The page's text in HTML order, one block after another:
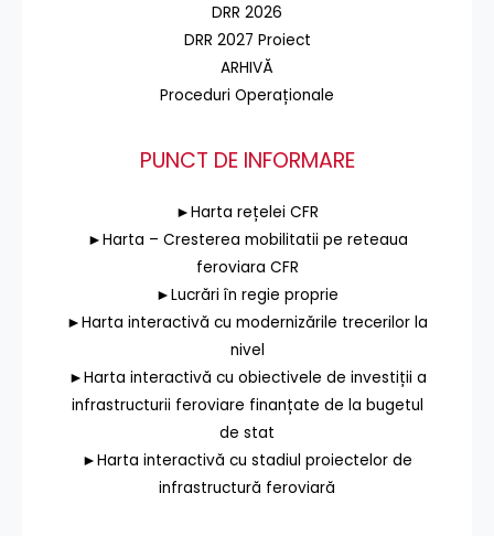
DRR 2026
DRR 2027 Proiect
ARHIVĂ
Proceduri Operaționale
PUNCT DE INFORMARE
►Harta rețelei CFR
►Harta – Cresterea mobilitatii pe reteaua
feroviara CFR
►Lucrări în regie proprie
►Harta interactivă cu modernizările trecerilor la
nivel
►Harta interactivă cu obiectivele de investiții a
infrastructurii feroviare finanțate de la bugetul
de stat
►Harta interactivă cu stadiul proiectelor de
infrastructură feroviară